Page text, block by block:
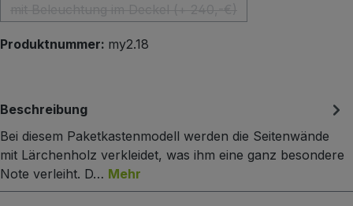
(Diese Option ist zurzeit nicht verfügbar.)
Produktnummer: my2.18
Beschreibung
Bei diesem Paketkastenmodell werden die Seitenwände
mit Lärchenholz verkleidet, was ihm eine ganz besondere
Note verleiht. D… Mehr